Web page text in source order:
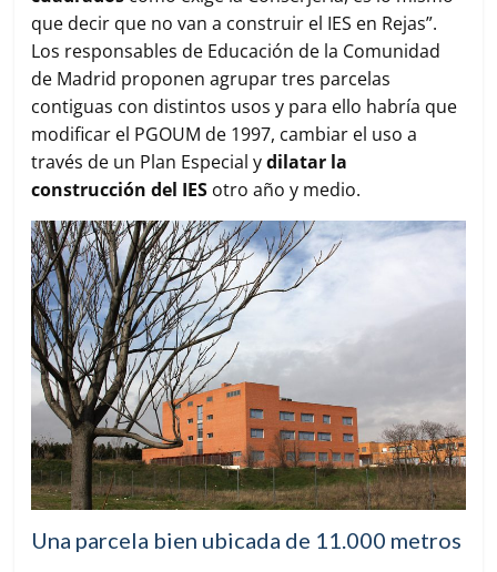
que decir que no van a construir el IES en Rejas”.
Los responsables de Educación de la Comunidad
de Madrid proponen agrupar tres parcelas
contiguas con distintos usos y para ello habría que
modificar el PGOUM de 1997, cambiar el uso a
través de un Plan Especial ydilatar la
construcción del IES otro año y medio.
Una parcela bien ubicada de 11.000 metros